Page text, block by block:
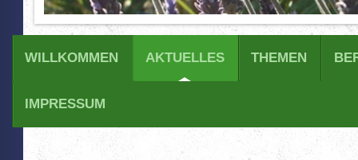
WILLKOMMEN AKTUELLES THEMEN
IMPRESSUM